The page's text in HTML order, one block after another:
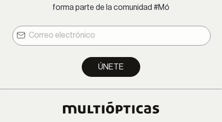
forma parte de la comunidad #Mó
ÚNETE